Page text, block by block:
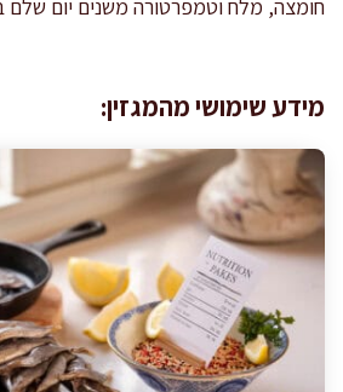
חומצה, מלח וטמפרטורה משנים יום
מידע שימושי מהמגזין: